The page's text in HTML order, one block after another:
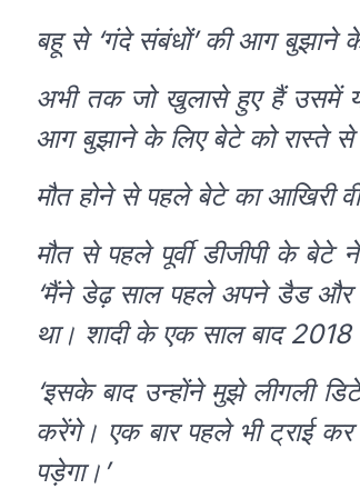
बहू से ‘गंदे संबंधों’ की आग बुझाने
अभी तक जो खुलासे हुए हैं उसमें
आग बुझाने के लिए बेटे को रास्ते से
मौत होने से पहले बेटे का आखिरी
मौत से पहले पूर्वी डीजीपी के बेटे
‘मैंने डेढ़ साल पहले अपने डैड और
था। शादी के एक साल बाद
‘इसके बाद उन्होंने मुझे लीगली
करेंगे। एक बार पहले भी ट्राई
पड़ेगा।’